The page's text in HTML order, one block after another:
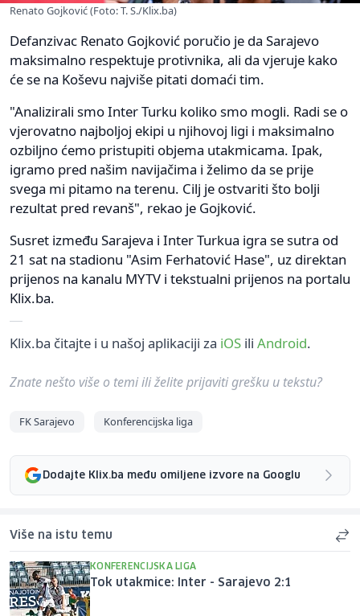
Renato Gojković (Foto: T. S./Klix.ba)
Defanzivac Renato Gojković poručio je da Sarajevo
maksimalno respektuje protivnika, ali da vjeruje kako
će se na Koševu najviše pitati domaći tim.
"Analizirali smo Inter Turku koliko smo mogli. Radi se o
vjerovatno najboljoj ekipi u njihovoj ligi i maksimalno
ozbiljno ćemo pristupiti objema utakmicama. Ipak,
igramo pred našim navijačima i želimo da se prije
svega mi pitamo na terenu. Cilj je ostvariti što bolji
rezultat pred revanš", rekao je Gojković.
Susret između Sarajeva i Inter Turkua igra se sutra od
21 sat na stadionu "Asim Ferhatović Hase", uz direktan
prijenos na kanalu MYTV i tekstualni prijenos na portalu
Klix.ba.
Klix.ba čitajte i u našoj aplikaciji za iOS ili Android.
Znate nešto više o temi ili želite prijaviti grešku u tekstu?
FK Sarajevo Konferencijska liga
Dodajte Klix.ba među omiljene izvore na Googlu
Više na istu temu
KONFERENCIJSKA LIGA
Tok utakmice: Inter - Sarajevo 2:1